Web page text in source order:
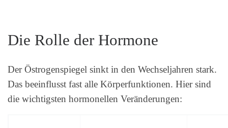
Die Rolle der Hormone
Der Östrogenspiegel sinkt in den Wechseljahren stark.
Das beeinflusst fast alle Körperfunktionen. Hier sind
die wichtigsten hormonellen Veränderungen: